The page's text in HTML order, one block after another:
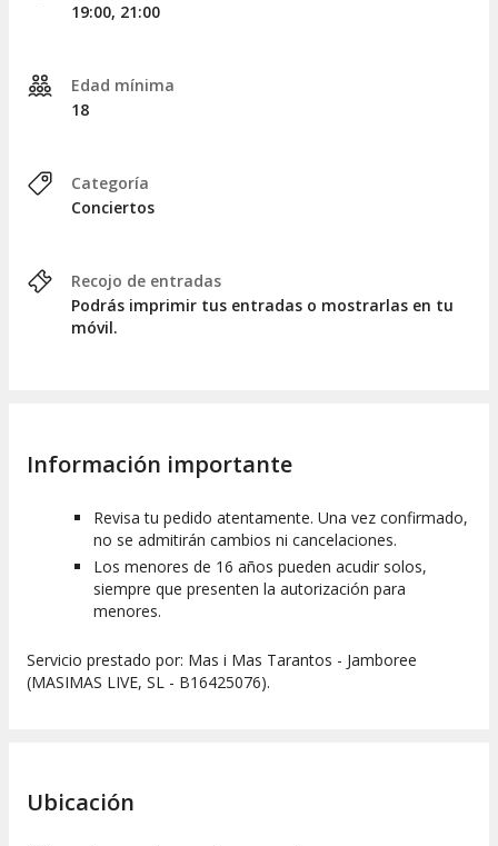
19:00, 21:00
Edad mínima
18
Categoría
Conciertos
Recojo de entradas
Podrás imprimir tus entradas o mostrarlas en tu
móvil.
Información importante
Revisa tu pedido atentamente. Una vez confirmado,
no se admitirán cambios ni cancelaciones.
Los menores de 16 años pueden acudir solos,
siempre que presenten la autorización para
menores.
Servicio prestado por: Mas i Mas Tarantos - Jamboree
(MASIMAS LIVE, SL - B16425076).
Ubicación